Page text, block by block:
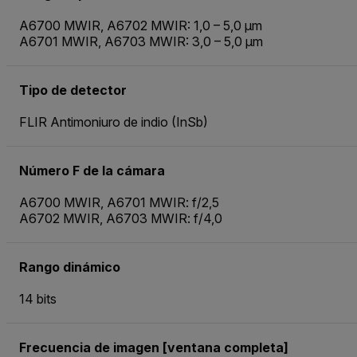
A6700 MWIR, A6702 MWIR: 1,0 – 5,0 µm
A6701 MWIR, A6703 MWIR: 3,0 – 5,0 µm
Tipo de detector
FLIR Antimoniuro de indio (InSb)
Número F de la cámara
A6700 MWIR, A6701 MWIR: f/2,5
A6702 MWIR, A6703 MWIR: f/4,0
Rango dinámico
14 bits
Frecuencia de imagen [ventana completa]